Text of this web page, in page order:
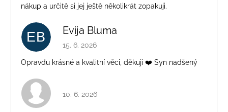
nákup a určitě si jej ještě několikrát zopakuji.
EB Evija Bluma
Hodnocení obchodu je 5 z 5 hvězdiček.
15. 6. 2026
Opravdu krásné a kvalitní věci, děkuji ❤️ Syn nadšený
Hodnocení obchodu je 4 z 5 hvězdiček.
10. 6. 2026